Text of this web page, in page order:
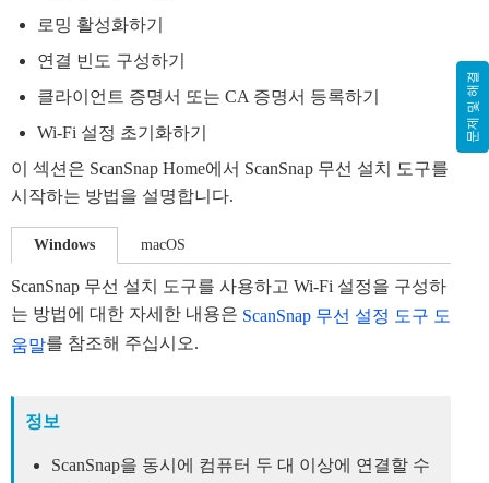
로밍 활성화하기
연결 빈도 구성하기
클라이언트 증명서 또는 CA 증명서 등록하기
Wi-Fi 설정 초기화하기
이 섹션은 ScanSnap Home에서 ScanSnap 무선 설치 도구를
시작하는 방법을 설명합니다.
Windows
ScanSnap 무선 설치 도구를 사용하고 Wi-Fi 설정을 구성하
는 방법에 대한 자세한 내용은 ScanSnap 무선 설정 도구 도
움말를 참조해 주십시오.
macOS
정보
ScanSnap을 동시에 컴퓨터 두 대 이상에 연결할 수
문제 및 해결